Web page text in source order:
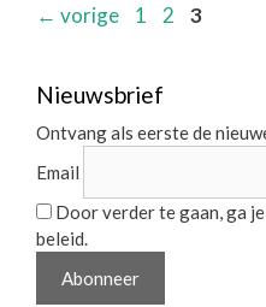
← vorige Pagina
1 Pagina
2 Pagina
3
Nieuwsbrief
Ontvang als eerste de
Email
Door verder te gaan, ga
beleid.